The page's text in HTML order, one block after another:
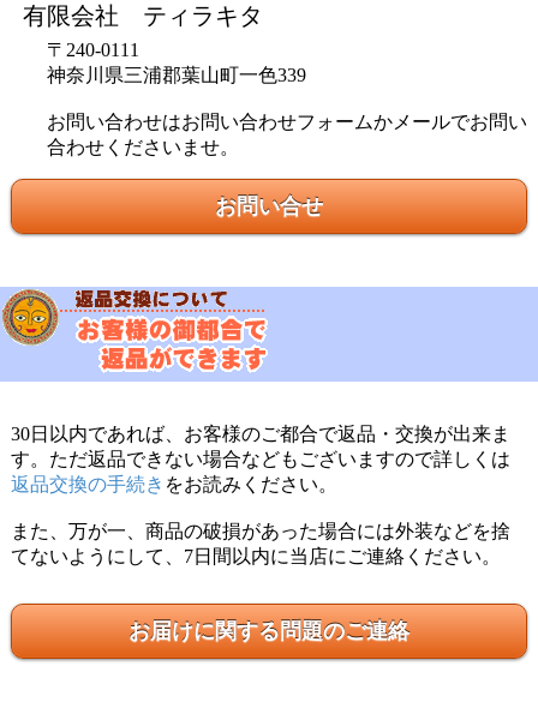
有限会社 ティラキタ
〒240-0111
神奈川県三浦郡葉山町一色339
お問い合わせはお問い合わせフォームかメールでお問い
合わせくださいませ。
お問い合せ
30日以内であれば、お客様のご都合で返品・交換が出来ま
す。ただ返品できない場合などもございますので詳しくは
返品交換の手続き をお読みください。
また、万が一、商品の破損があった場合には外装などを捨
てないようにして、7日間以内に当店にご連絡ください。
お届けに関する問題のご連絡